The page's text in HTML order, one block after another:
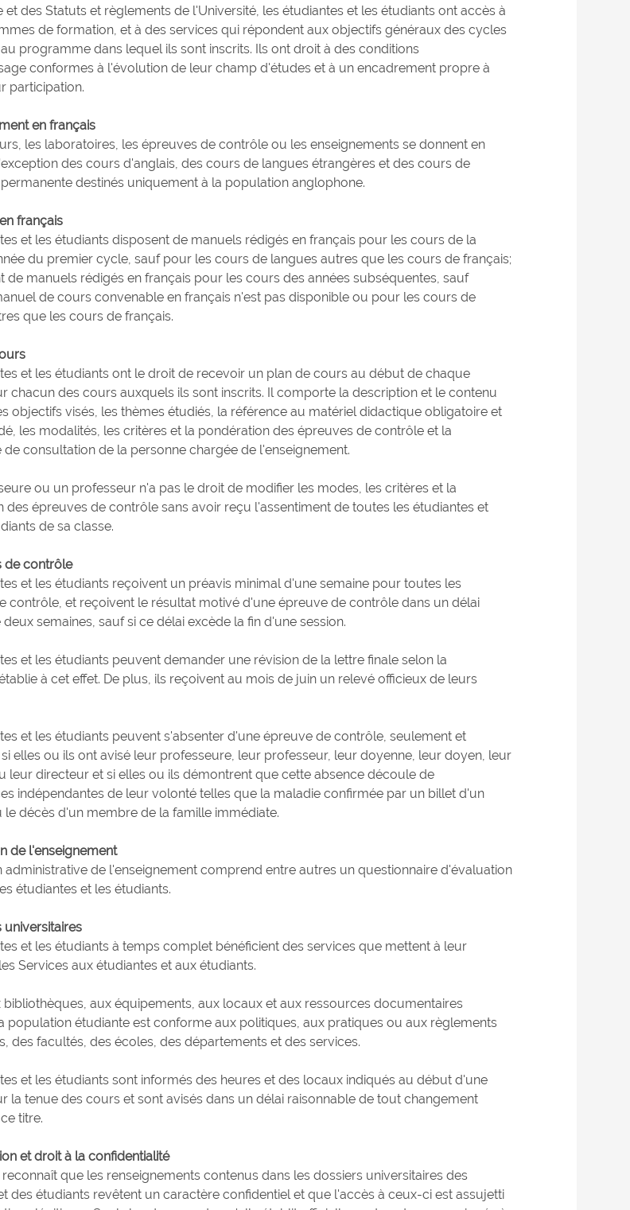
et des Statuts et règlements de l'Université, les étudiantes et les étudiants ont accès à
de formation, et à des services qui répondent aux objectifs généraux des cycles
programme dans lequel ils sont inscrits. Ils ont droit à des conditions
conformes à l'évolution de leur champ d'études et à un encadrement propre à
participation.
en français
les laboratoires, les épreuves de contrôle ou les enseignements se donnent en
des cours d'anglais, des cours de langues étrangères et des cours de
destinés uniquement à la population anglophone.
français
et les étudiants disposent de manuels rédigés en français pour les cours de la
du premier cycle, sauf pour les cours de langues autres que les cours de français;
de manuels rédigés en français pour les cours des années subséquentes, sauf
de cours convenable en français n'est pas disponible ou pour les cours de
que les cours de français.
et les étudiants ont le droit de recevoir un plan de cours au début de chaque
chacun des cours auxquels ils sont inscrits. Il comporte la description et le contenu
objectifs visés, les thèmes étudiés, la référence au matériel didactique obligatoire et
les modalités, les critères et la pondération des épreuves de contrôle et la
de consultation de la personne chargée de l'enseignement.
ou un professeur n'a pas le droit de modifier les modes, les critères et la
des épreuves de contrôle sans avoir reçu l'assentiment de toutes les étudiantes et
de sa classe.
de contrôle
et les étudiants reçoivent un préavis minimal d'une semaine pour toutes les
contrôle, et reçoivent le résultat motivé d'une épreuve de contrôle dans un délai
semaines, sauf si ce délai excède la fin d'une session.
et les étudiants peuvent demander une révision de la lettre finale selon la
à cet effet. De plus, ils reçoivent au mois de juin un relevé officieux de leurs
et les étudiants peuvent s'absenter d'une épreuve de contrôle, seulement et
elles ou ils ont avisé leur professeure, leur professeur, leur doyenne, leur doyen, leur
leur directeur et si elles ou ils démontrent que cette absence découle de
indépendantes de leur volonté telles que la maladie confirmée par un billet d'un
le décès d'un membre de la famille immédiate.
de l'enseignement
administrative de l'enseignement comprend entre autres un questionnaire d'évaluation
étudiantes et les étudiants.
universitaires
et les étudiants à temps complet bénéficient des services que mettent à leur
Services aux étudiantes et aux étudiants.
bibliothèques, aux équipements, aux locaux et aux ressources documentaires
population étudiante est conforme aux politiques, aux pratiques ou aux règlements
des facultés, des écoles, des départements et des services.
et les étudiants sont informés des heures et des locaux indiqués au début d'une
la tenue des cours et sont avisés dans un délai raisonnable de tout changement
titre.
et droit à la confidentialité
reconnaît que les renseignements contenus dans les dossiers universitaires des
des étudiants revêtent un caractère confidentiel et que l'accès à ceux-ci est assujetti